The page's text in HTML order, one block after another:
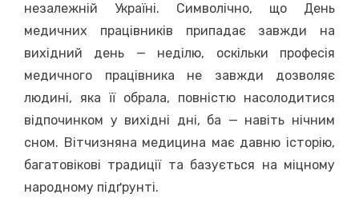
незалежній Україні. Символічно, що День
медичних працівників припадає завжди на
вихідний день — неділю, оскільки професія
медичного працівника не завжди дозволяє
людині, яка її обрала, повністю насолодитися
відпочинком у вихідні дні, ба — навіть нічним
сном. Вітчизняна медицина має давню історію,
багатовікові традиції та базується на міцному
народному підґрунті.